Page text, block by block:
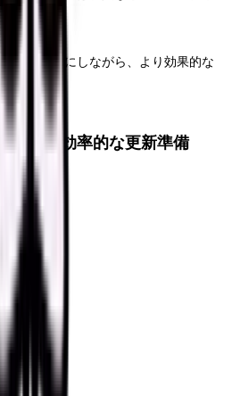
う。
法も参考にしながら、より効果的な
による効率的な更新準備